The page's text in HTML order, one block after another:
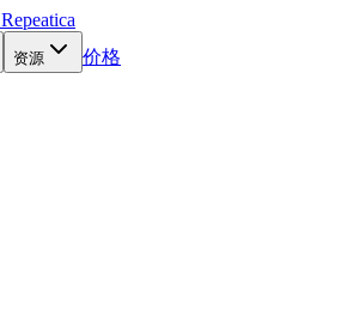
Repeatica
资源 价格